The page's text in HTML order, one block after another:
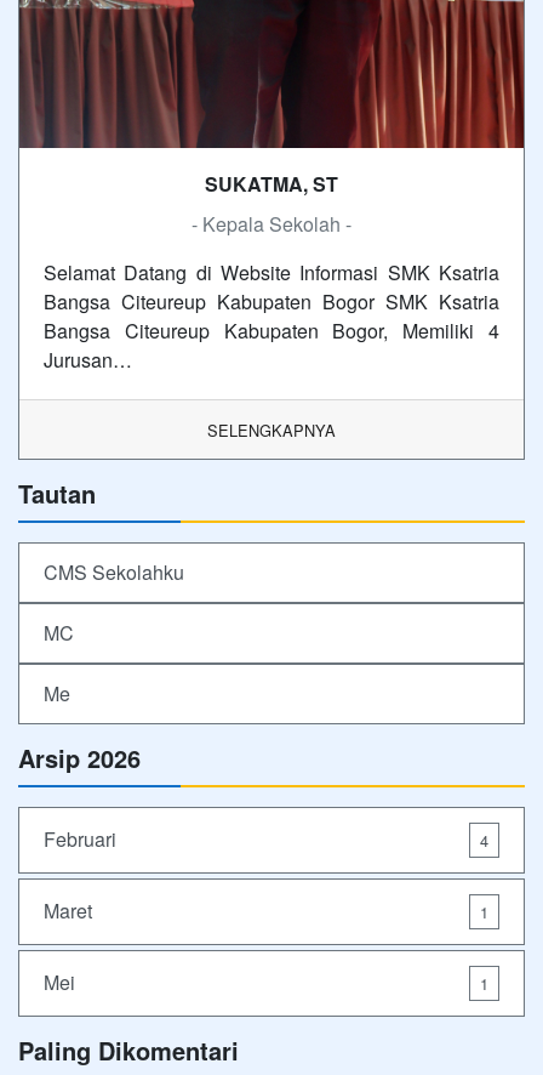
SUKATMA, ST
- Kepala Sekolah -
Selamat Datang di Website Informasi SMK Ksatria
Bangsa Citeureup Kabupaten Bogor SMK Ksatria
Bangsa Citeureup Kabupaten Bogor, Memiliki 4
Jurusan…
SELENGKAPNYA
Tautan
CMS Sekolahku
MC
Me
Arsip 2026
Februari 4
Maret 1
Mei 1
Paling Dikomentari